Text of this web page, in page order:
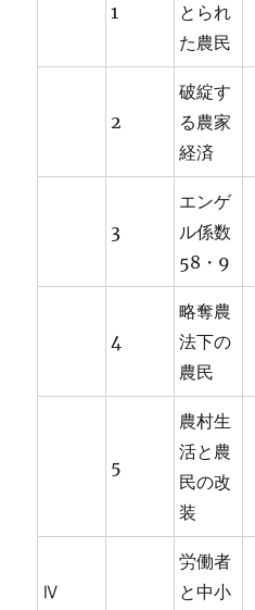
1
とられ
た農民
2
破綻す
る農家
経済
3
エンゲ
ル係数
58・9
4
略奪農
法下の
農民
5
農村生
活と農
民の改
装
Ⅳ
労働者
と中小